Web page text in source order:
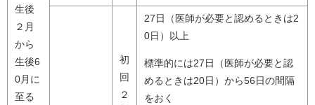
生後
２月
から
生後6
0月に
至る
初
回
２
27日（医師が必要と認めるときは2
0日）以上
標準的には27日（医師が必要と認
めるときは20日）から56日の間隔
をおく